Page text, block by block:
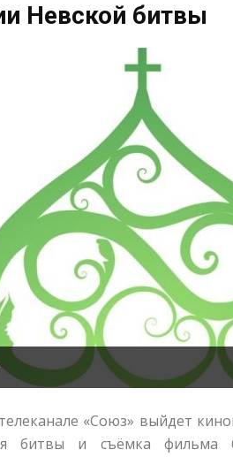
Невской битвы
«Союз» выйдет
битвы и съёмка фильма